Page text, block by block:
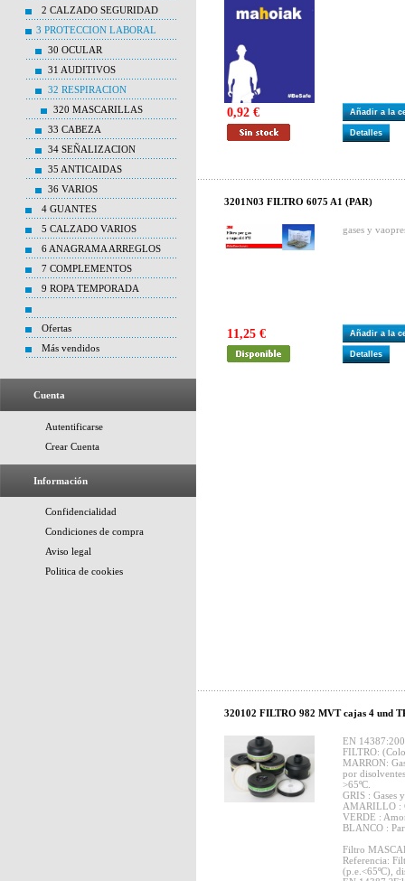
2 CALZADO SEGURIDAD
3 PROTECCION LABORAL
30 OCULAR
31 AUDITIVOS
32 RESPIRACION
320 MASCARILLAS
33 CABEZA
34 SEÑALIZACION
35 ANTICAIDAS
36 VARIOS
4 GUANTES
5 CALZADO VARIOS
6 ANAGRAMA ARREGLOS
7 COMPLEMENTOS
9 ROPA TEMPORADA
Ofertas
Más vendidos
Cuenta
Autentificarse
Crear Cuenta
Información
Confidencialidad
Condiciones de compra
Aviso legal
Politica de cookies
0,92 € Añadir a la
Detalles
3201N03 FILTRO 6075 A1 (PAR)
gases y
11,25 € Añadir a la
Detalles
320102 FILTRO 982 MVT cajas 4 und
EN
FILTRO:
MARRON:
por
>65ºC.
GRIS : Gases
AMARILLO :
VERDE :
BLANCO :
Filtro
Referencia:
(p.e.<65ºC),